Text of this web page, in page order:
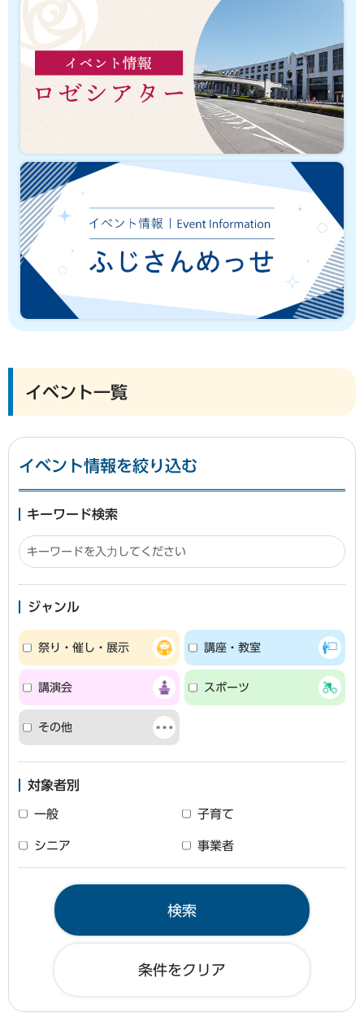
イベント一覧
イベント情報を絞り込む
キーワード検索
ジャンル
祭り・催し・展示 講座・教室
講演会 スポーツ
その他
対象者別
一般 子育て
シニア 事業者
条件をクリア